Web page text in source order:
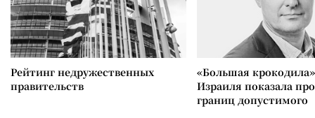
Рейтинг недружественных
правительств
«Большая
Израиля показала
границ допустимого